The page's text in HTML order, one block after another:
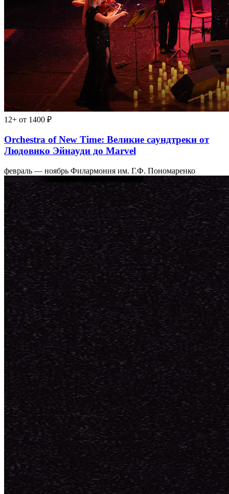
12+ от 1400 ₽
Orchestra of New Time: Великие саундтреки от
Людовико Эйнауди до Marvel
февраль — ноябрь Филармония им. Г.Ф. Пономаренко